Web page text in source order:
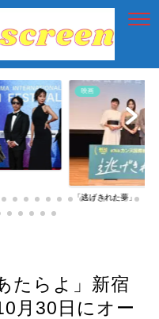
映画
「逃げきれた夢」
たらよ」新宿
月30日にオー